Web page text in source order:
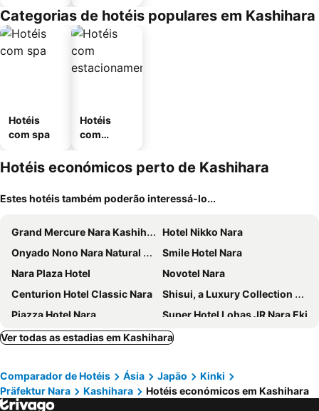
Categorias de hotéis populares em Kashihara
Hotéis
com spa
Hotéis
com
mento
Hotéis económicos perto de Kashihara
Estes hotéis também poderão interessá-lo...
Grand Mercure Nara Kashihara
Hotel Nikko Nara
Onyado Nono Nara Natural Hot Spring
Smile Hotel Nara
Nara Plaza Hotel
Novotel Nara
Centurion Hotel Classic Nara
Shisui, a Luxury Collection Hotel, Nara
Piazza Hotel Nara
Super Hotel Lohas JR Nara Eki
Henn na Hotel Premier Nara
Nara Royal Hotel
Toyoko Inn Nara Oji eki Minami guchi
AB Hotel Nara
Comfort Hotel Nara
NIPPONIA HOTEL NARA NARAMACHI
Ver todas as estadias em Kashihara
Comparador de Hotéis Ásia Japão
Kinki
Präfektur Nara
Kashihara Hotéis económicos em Kashihara